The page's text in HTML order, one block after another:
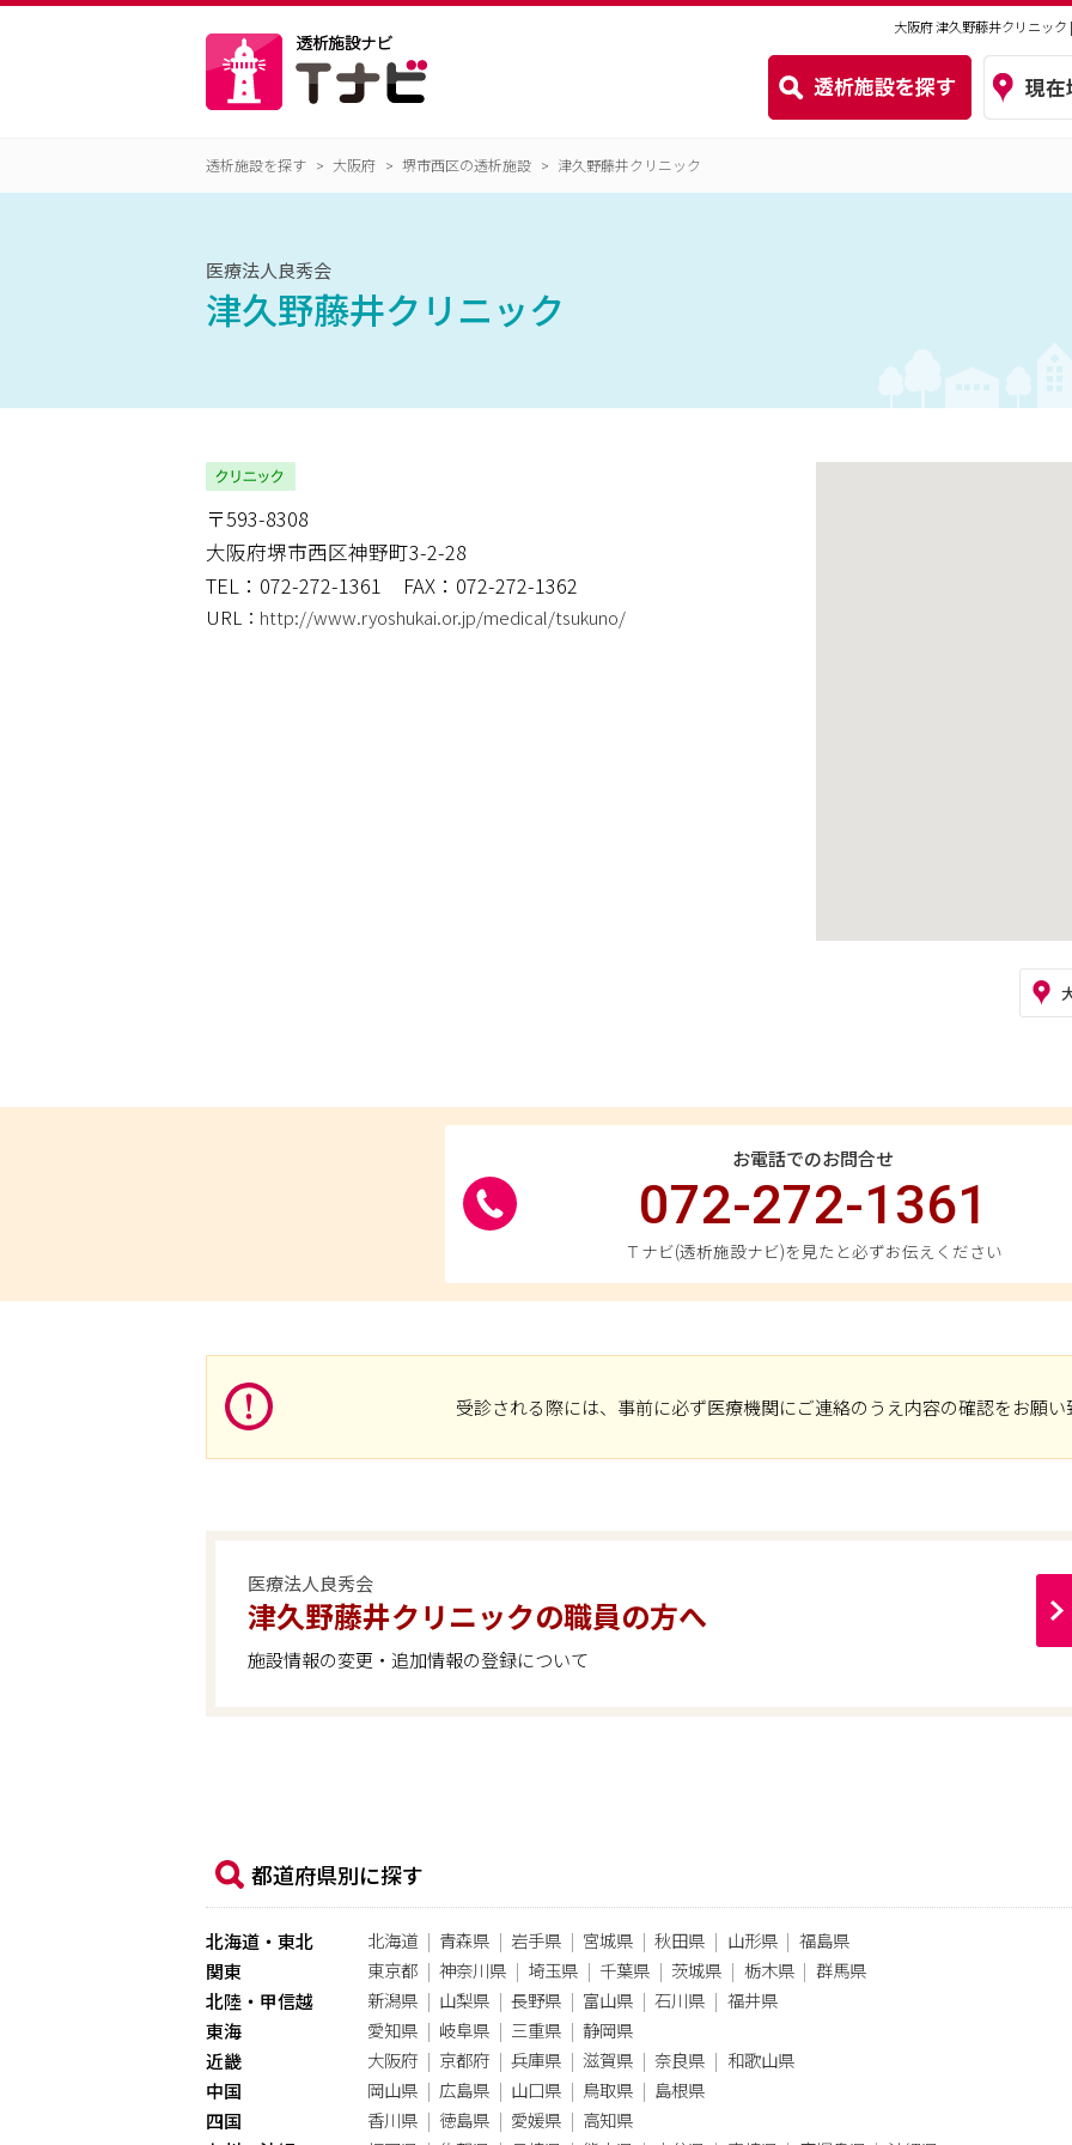
大阪府 津久野藤井クリニッ
透析施設を探す 大阪府 堺市西区の透析施設 津久野藤井クリニック
医療法人良秀会
津久野藤井クリニック
〒593-8308
大阪府堺市西区神野町3-2-28
TEL：072-272-1361
FAX：072-272-1362
URL： http://www.ryoshukai.or.jp/medical/tsukuno/
お電話でのお問合せ
072-272-1361
Ｔナビ(透析施設ナビ)を見たと必ずお伝えください
受診される際には、事前に必ず医療機関にご連絡のうえ内容の確認をお願い
医療法人良秀会
津久野藤井クリニックの職員の方へ
施設情報の変更・追加情報の登録について
都道府県別に探す
北海道・東北 北海道 青森県 岩手県 宮城県 秋田県 山形県
福島県
関東
東京都 神奈川県 埼玉県 千葉県 茨城県 栃木県
群馬県
北陸・甲信越
新潟県 山梨県 長野県 富山県 石川県
福井県
東海
愛知県 岐阜県 三重県
静岡県
近畿
大阪府 京都府 兵庫県 滋賀県 奈良県
和歌山県
中国
岡山県 広島県 山口県 鳥取県
島根県
四国
香川県 徳島県 愛媛県
高知県